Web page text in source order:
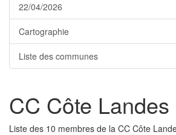
22/04/2026
Cartographie
Liste des communes
CC Côte
Liste des 10 membres de la CC Côte